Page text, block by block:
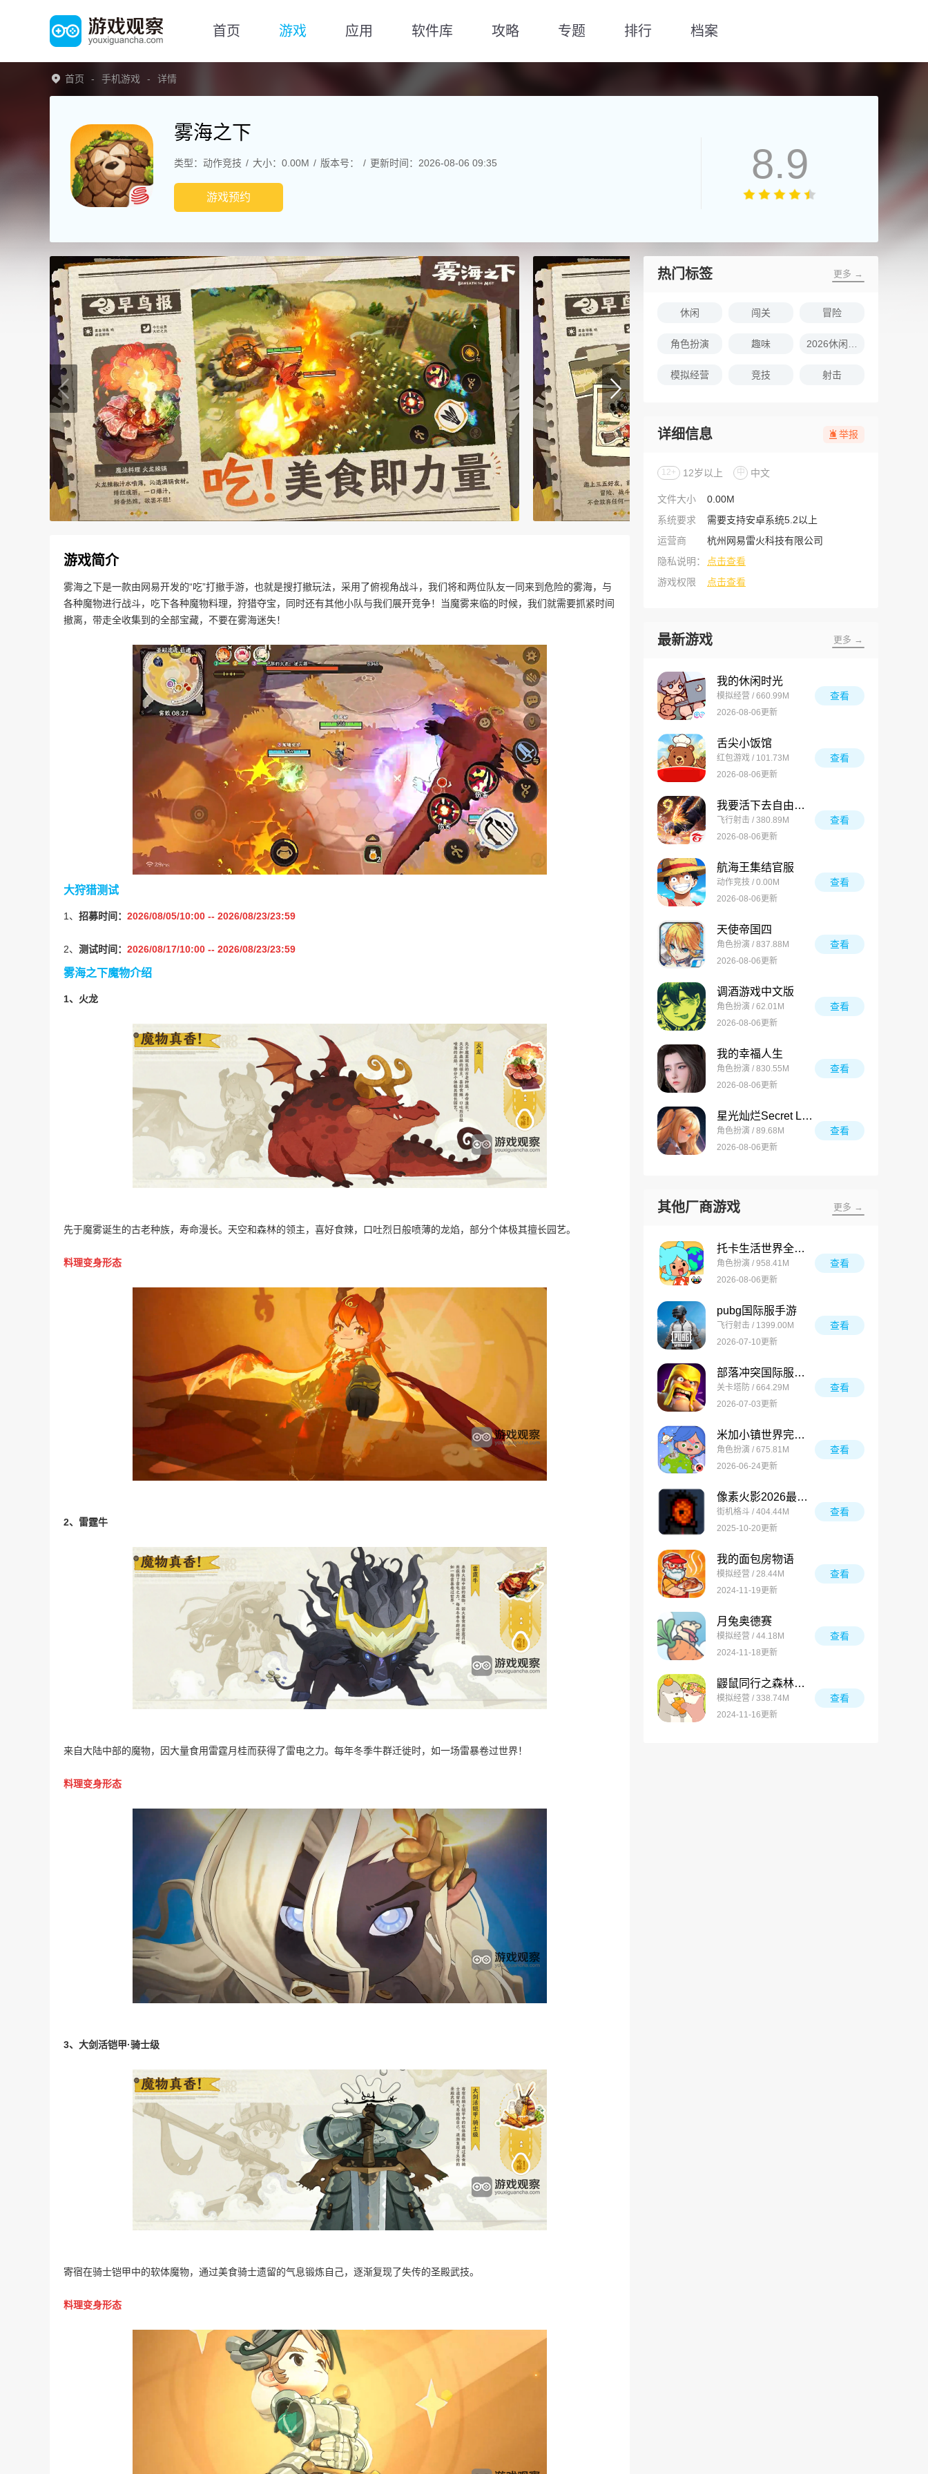
首页 游戏 应用 软件库 攻略 专题 排行 档案
首页 手机游戏 详情
雾海之下
类型：动作竞技 大小：0.00M 版本号： 更新时间：2026-08-06 09:35
游戏预约
8.9
游戏简介
雾海之下是一款由网易开发的“吃”打撤手游，也就是搜打撤玩法，采用了俯视角战斗，我们将和两位队友一同来到危险的雾海，与
各种魔物进行战斗，吃下各种魔物料理，狩猎夺宝，同时还有其他小队与我们展开竞争！当魔雾来临的时候，我们就需要抓紧时间
撤离，带走全收集到的全部宝藏，不要在雾海迷失！
大狩猎测试
1、 招募时间： 2026/08/05/10:00 -- 2026/08/23/23:59
2、 测试时间： 2026/08/17/10:00 -- 2026/08/23/23:59
雾海之下魔物介绍
1、火龙
先于魔雾诞生的古老种族，寿命漫长。天空和森林的领主，喜好食辣，口吐烈日般喷薄的龙焰，部分个体极其擅长园艺。
料理变身形态
2、雷霆牛
来自大陆中部的魔物，因大量食用雷霆月桂而获得了雷电之力。每年冬季牛群迁徙时，如一场雷暴卷过世界！
料理变身形态
3、大剑活铠甲·骑士级
寄宿在骑士铠甲中的软体魔物，通过美食骑士遗留的气息锻炼自己，逐渐复现了失传的圣殿武技。
料理变身形态
热门标签 更多 →
休闲 闯关 冒险
角色扮演 趣味
模拟经营 竞技 射击
详细信息 举报
12+ 12岁以上 中 中文
文件大小
0.00M
系统要求
需要支持安卓系统5.2以上
运营商
杭州网易雷火科技有限公司
隐私说明：
点击查看
游戏权限
点击查看
最新游戏 更多 →
我的休闲时光
模拟经营 / 660.99M
2026-08-06更新
查看
舌尖小饭馆
红包游戏 / 101.73M
2026-08-06更新
查看
我要活下去自由之火
飞行射击 / 380.89M
2026-08-06更新
查看
航海王集结官服
动作竞技 / 0.00M
2026-08-06更新
查看
天使帝国四
角色扮演 / 837.88M
2026-08-06更新
查看
调酒游戏中文版
角色扮演 / 62.01M
2026-08-06更新
查看
我的幸福人生
角色扮演 / 830.55M
2026-08-06更新
查看
星光灿烂Secret Love
角色扮演 / 89.68M
2026-08-06更新
查看
其他厂商游戏 更多 →
托卡生活世界全解锁版
角色扮演 / 958.41M
2026-08-06更新
查看
pubg国际服手游
飞行射击 / 1399.00M
2026-07-10更新
查看
部落冲突国际服最新版
关卡塔防 / 664.29M
2026-07-03更新
查看
米加小镇世界完整版
角色扮演 / 675.81M
2026-06-24更新
查看
像素火影2026最新版
街机格斗 / 404.44M
2025-10-20更新
查看
我的面包房物语
模拟经营 / 28.44M
2024-11-19更新
查看
月兔奥德赛
模拟经营 / 44.18M
2024-11-18更新
查看
鼹鼠同行之森林之家万圣节版
模拟经营 / 338.74M
2024-11-16更新
查看